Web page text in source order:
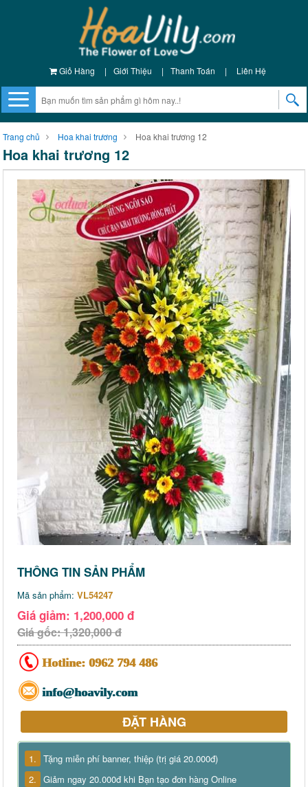
Giỏ Hàng | Giới Thiệu | Thanh Toán | Liên Hệ
Trang chủ Hoa khai trương Hoa khai trương 12
Hoa khai trương 12
THÔNG TIN SẢN PHẨM
Mã sản phẩm: VL54247
Giá giảm: 1,200,000 đ
Giá gốc: 1,320,000 đ
Hotline: 0962 794 486
info@hoavily.com
ĐẶT HÀNG
1. Tặng miễn phí banner, thiệp (trị giá 20.000đ)
2. Giảm ngay 20.000đ khi Bạn tạo đơn hàng Online